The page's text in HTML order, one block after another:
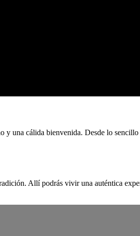
una cálida bienvenida. Desde lo
Allí podrás vivir una auténtica